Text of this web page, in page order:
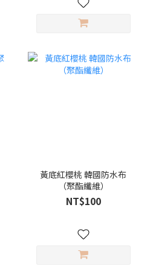
黃底紅櫻桃 韓國防水布
（聚酯纖維）
NT$100